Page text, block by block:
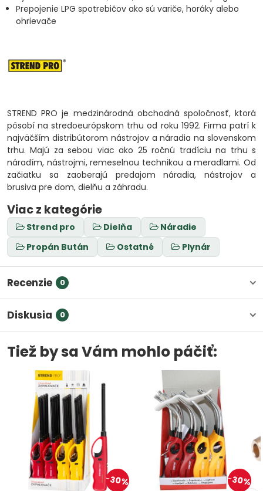
Prepojenie LPG spotrebičov ako sú variče, horáky alebo
ohrievače
STREND PRO je medzinárodná obchodná spoločnosť, ktorá
pôsobí na stredoeurópskom trhu od roku 1992. Firma patrí k
najväčším distribútorom nástrojov a náradia na slovenskom
trhu. Majú za sebou viac ako 25 ročnú tradíciu na trhu s
náradím, nástrojmi, remeselnou technikou a meradlami. Od
začiatku sa zaoberajú predajom náradia, nástrojov a
brusiva pre dom, dielňu a záhradu.
Viac z kategórie
Strend pro Dielňa
Náradie
Propán Bután
Ostatné Plynár
Recenzie 0
Diskusia 0
Tiež by sa Vám mohlo páčiť:
30% 30%